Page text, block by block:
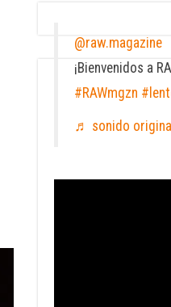
@raw.magazine
¡Bienvenidos a
#RAWmgzn
♬ sonido